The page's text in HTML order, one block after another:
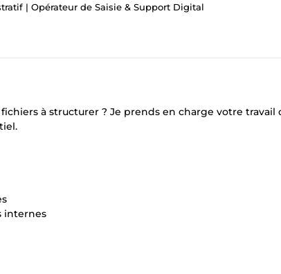
| Opérateur de Saisie & Support Digital
à structurer ? Je prends en charge votre travail
internes